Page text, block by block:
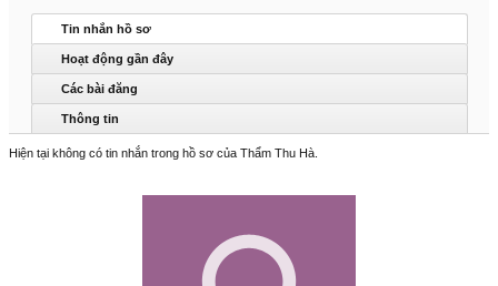
Tin nhắn hồ sơ
Hoạt động gần đây
Các bài đăng
Thông tin
Hiện tại không có tin nhắn trong hồ sơ của Thẩm Thu Hà.